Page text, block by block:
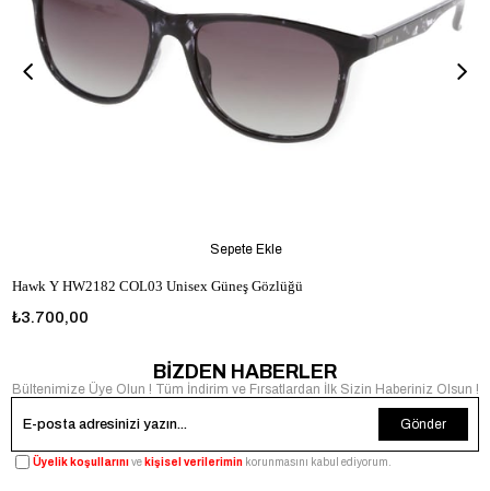
Hawk Y HW2182 COL03 Unisex Güneş Gözlüğü
₺3.700,00
Sepete Ekle
BİZDEN HABERLER
Bültenimize Üye Olun ! Tüm İndirim ve Fırsatlardan İlk Sizin Haberiniz Olsun !
Gönder
Üyelik koşullarınıve kişisel verilerimin korunmasını kabul ediyorum.